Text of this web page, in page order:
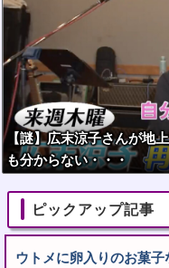
【謎】広末涼子さんが地
も分からない・・・
ピックアップ記事
ウトメに卵入りのお菓子